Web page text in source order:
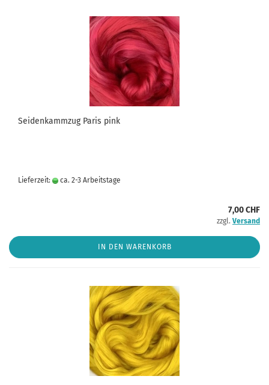
Seidenkammzug Paris pink
Lieferzeit: ca. 2-3 Arbeitstage
7,00 CHF
zzgl. Versand
IN DEN WARENKORB